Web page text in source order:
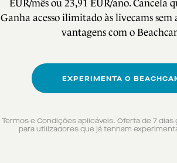
EUR/mês ou 23,91 EUR/ano. Cancela
Ganha acesso ilimitado às livecams sem
vantagens com o
EXPERIMENTA O
Termos e Condições aplicáveis. Oferta de 7
para utilizadores que já tenham